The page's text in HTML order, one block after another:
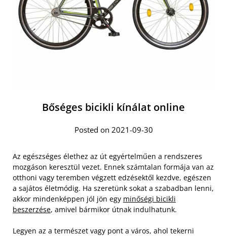
Bőséges bicikli kínálat online
Posted on 2021-09-30
Az egészséges élethez az út egyértelműen a rendszeres
mozgáson keresztül vezet. Ennek számtalan formája van az
otthoni vagy teremben végzett edzésektől kezdve, egészen
a sajátos életmódig. Ha szeretünk sokat a szabadban lenni,
akkor mindenképpen jól jön egy minőségi bicikli
beszerzése, amivel bármikor útnak indulhatunk.
Legyen az a természet vagy pont a város, ahol tekerni